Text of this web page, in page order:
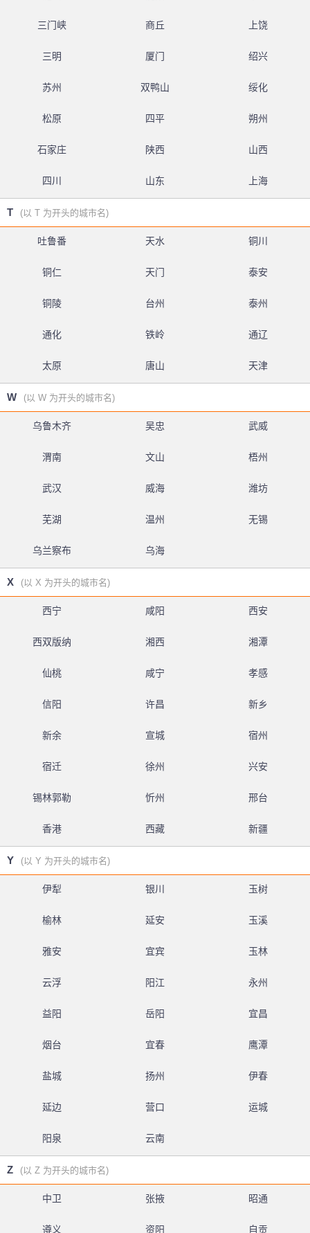
三门峡 商丘 上饶
三明 厦门 绍兴
苏州 双鸭山 绥化
松原 四平 朔州
石家庄 陕西 山西
四川 山东 上海
T (以 T 为开头的城市名)
吐鲁番 天水 铜川
铜仁 天门 泰安
铜陵 台州 泰州
通化 铁岭 通辽
太原 唐山 天津
W (以 W 为开头的城市名)
乌鲁木齐 吴忠 武威
渭南 文山 梧州
武汉 威海 潍坊
芜湖 温州 无锡
乌兰察布 乌海
X (以 X 为开头的城市名)
西宁 咸阳 西安
西双版纳 湘西 湘潭
仙桃 咸宁 孝感
信阳 许昌 新乡
新余 宣城 宿州
宿迁 徐州 兴安
锡林郭勒 忻州 邢台
香港 西藏 新疆
Y (以 Y 为开头的城市名)
伊犁 银川 玉树
榆林 延安 玉溪
雅安 宜宾 玉林
云浮 阳江 永州
益阳 岳阳 宜昌
烟台 宜春 鹰潭
盐城 扬州 伊春
延边 营口 运城
阳泉 云南
Z (以 Z 为开头的城市名)
中卫 张掖 昭通
遵义 资阳 自贡